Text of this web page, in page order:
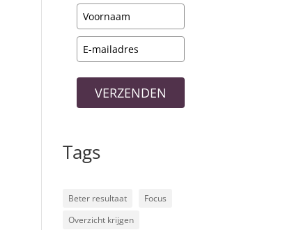
VERZENDEN
Tags
Beter resultaat
Focus
Overzicht krijgen